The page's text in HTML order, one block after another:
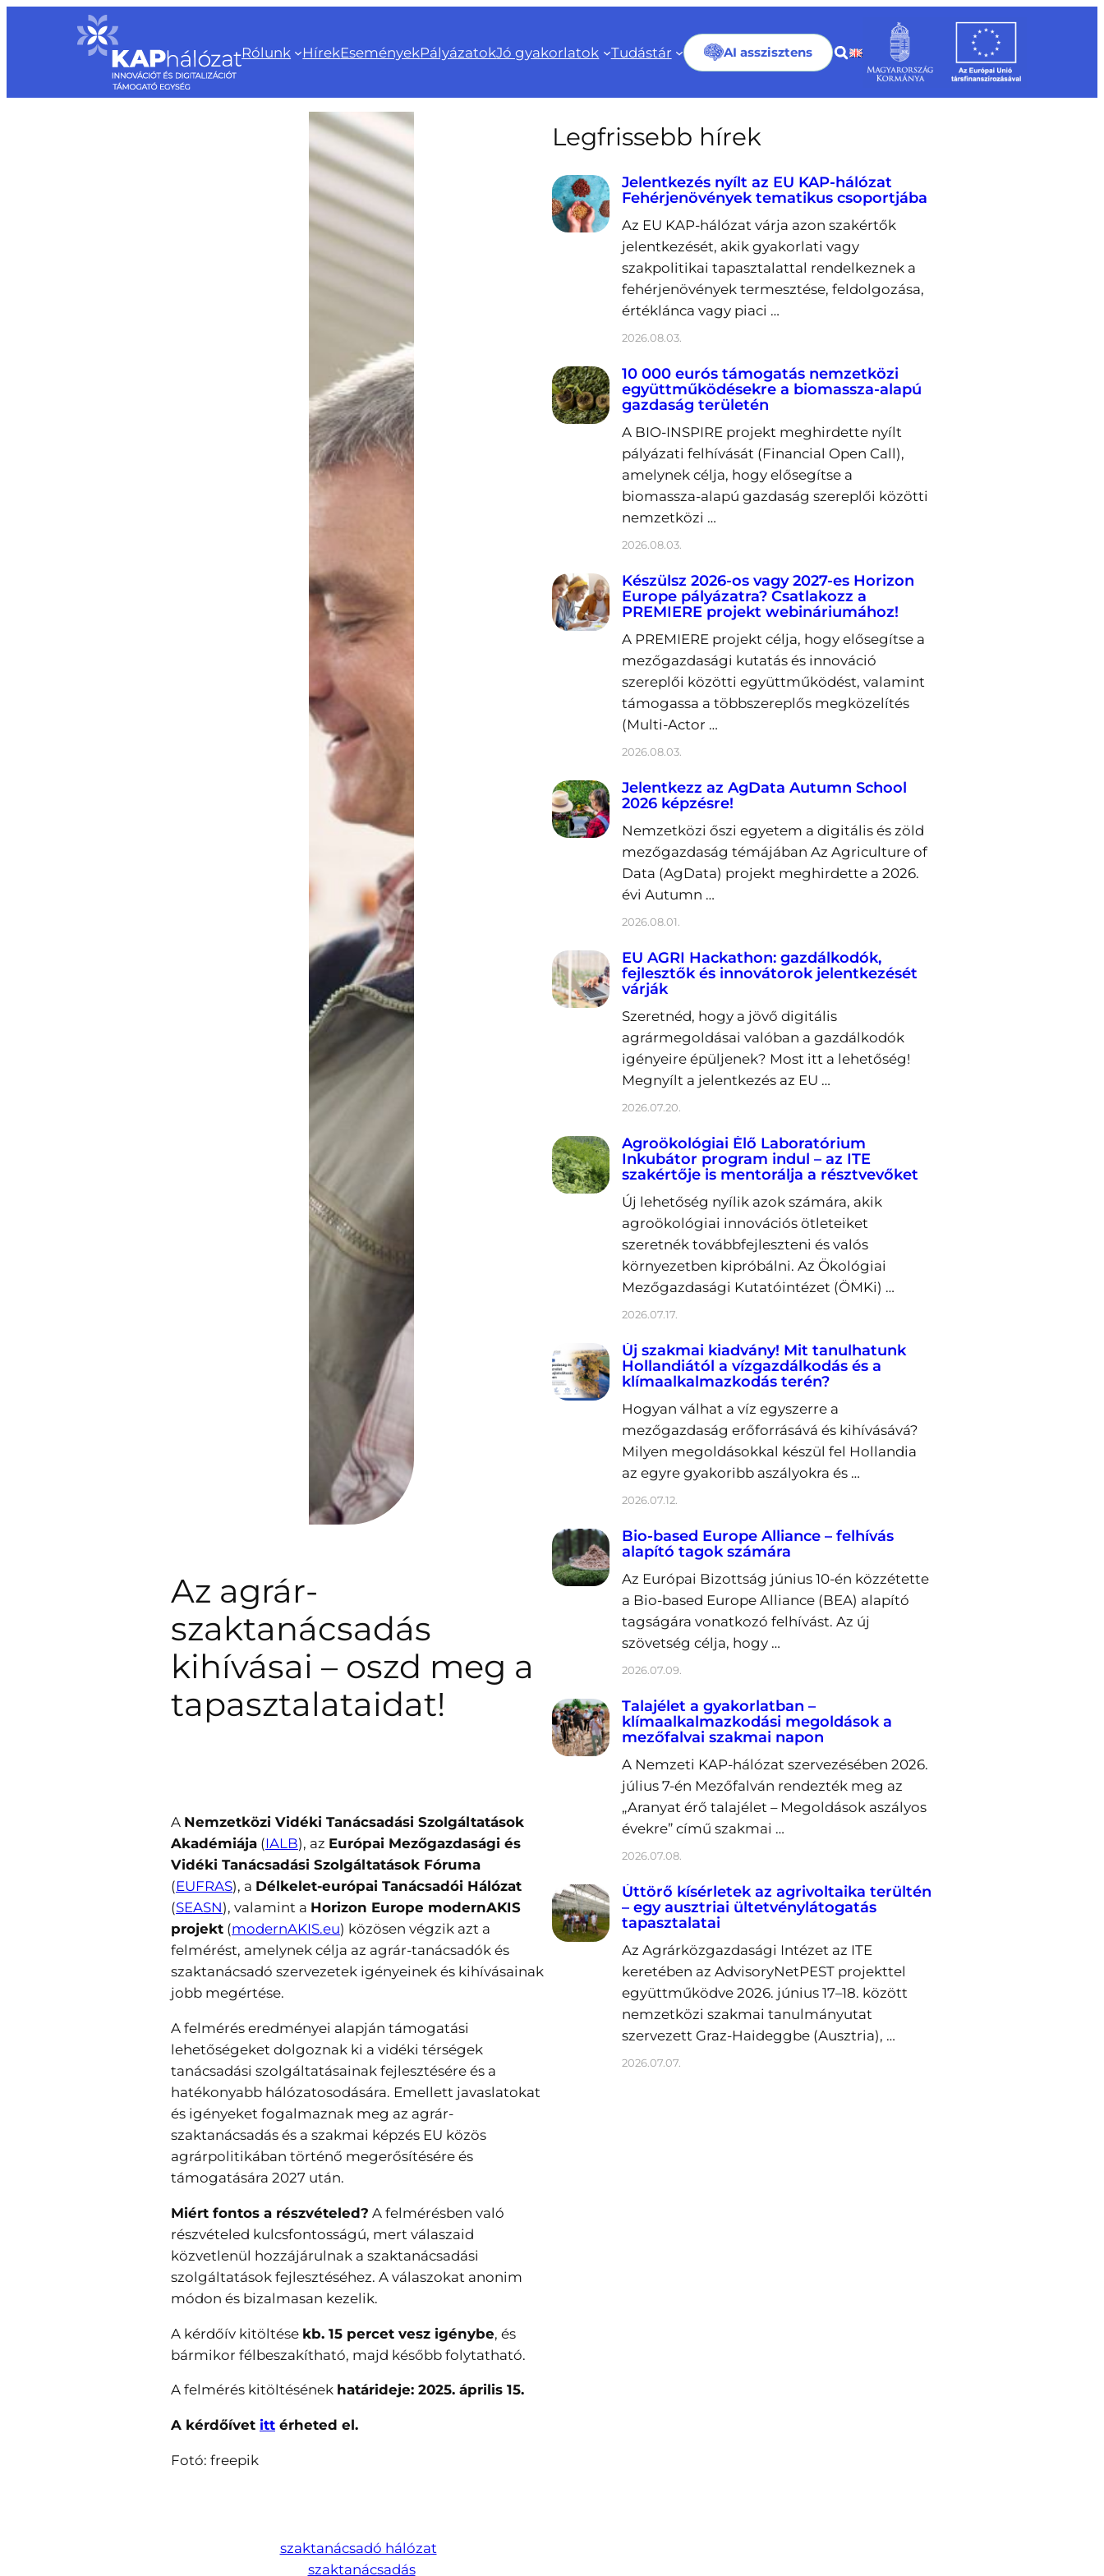
tartalomhoz
Rólunk HírekEseményekPályázatokJó gyakorlatok Tudástár AI asszisztens
Az agrár-
szaktanácsadás
kihívásai – oszd meg a
tapasztalataidat!
A Nemzetközi Vidéki Tanácsadási Szolgáltatások
Akadémiája (IALB), az Európai Mezőgazdasági és
Vidéki Tanácsadási Szolgáltatások Fóruma
(EUFRAS), a Délkelet-európai Tanácsadói Hálózat
(SEASN), valamint a Horizon Europe modernAKIS
projekt (modernAKIS.eu) közösen végzik azt a
felmérést, amelynek célja az agrár-tanácsadók és
szaktanácsadó szervezetek igényeinek és kihívásainak
jobb megértése.
A felmérés eredményei alapján támogatási
lehetőségeket dolgoznak ki a vidéki térségek
tanácsadási szolgáltatásainak fejlesztésére és a
hatékonyabb hálózatosodására. Emellett javaslatokat
és igényeket fogalmaznak meg az agrár-
szaktanácsadás és a szakmai képzés EU közös
agrárpolitikában történő megerősítésére és
támogatására 2027 után.
Miért fontos a részvételed? A felmérésben való
részvételed kulcsfontosságú, mert válaszaid
közvetlenül hozzájárulnak a szaktanácsadási
szolgáltatások fejlesztéséhez. A válaszokat anonim
módon és bizalmasan kezelik.
A kérdőív kitöltése kb. 15 percet vesz igénybe, és
bármikor félbeszakítható, majd később folytatható.
A felmérés kitöltésének határideje: 2025. április 15.
A kérdőívet itt érheted el.
Fotó: freepik
szaktanácsadó hálózat
szaktanácsadás
Legfrissebb hírek
Jelentkezés nyílt az EU KAP-hálózat
Fehérjenövények tematikus csoportjába
Az EU KAP-hálózat várja azon szakértők
jelentkezését, akik gyakorlati vagy
szakpolitikai tapasztalattal rendelkeznek a
fehérjenövények termesztése, feldolgozása,
értéklánca vagy piaci …
2026.08.03.
10 000 eurós támogatás nemzetközi
együttműködésekre a biomassza-alapú
gazdaság területén
A BIO-INSPIRE projekt meghirdette nyílt
pályázati felhívását (Financial Open Call),
amelynek célja, hogy elősegítse a
biomassza-alapú gazdaság szereplői közötti
nemzetközi …
2026.08.03.
Készülsz 2026-os vagy 2027-es Horizon
Europe pályázatra? Csatlakozz a
PREMIERE projekt webináriumához!
A PREMIERE projekt célja, hogy elősegítse a
mezőgazdasági kutatás és innováció
szereplői közötti együttműködést, valamint
támogassa a többszereplős megközelítés
(Multi-Actor …
2026.08.03.
Jelentkezz az AgData Autumn School
2026 képzésre!
Nemzetközi őszi egyetem a digitális és zöld
mezőgazdaság témájában Az Agriculture of
Data (AgData) projekt meghirdette a 2026.
évi Autumn …
2026.08.01.
EU AGRI Hackathon: gazdálkodók,
fejlesztők és innovátorok jelentkezését
várják
Szeretnéd, hogy a jövő digitális
agrármegoldásai valóban a gazdálkodók
igényeire épüljenek? Most itt a lehetőség!
Megnyílt a jelentkezés az EU …
2026.07.20.
Agroökológiai Élő Laboratórium
Inkubátor program indul – az ITE
szakértője is mentorálja a résztvevőket
Új lehetőség nyílik azok számára, akik
agroökológiai innovációs ötleteiket
szeretnék továbbfejleszteni és valós
környezetben kipróbálni. Az Ökológiai
Mezőgazdasági Kutatóintézet (ÖMKi) …
2026.07.17.
Új szakmai kiadvány! Mit tanulhatunk
Hollandiától a vízgazdálkodás és a
klímaalkalmazkodás terén?
Hogyan válhat a víz egyszerre a
mezőgazdaság erőforrásává és kihívásává?
Milyen megoldásokkal készül fel Hollandia
az egyre gyakoribb aszályokra és …
2026.07.12.
Bio-based Europe Alliance – felhívás
alapító tagok számára
Az Európai Bizottság június 10-én közzétette
a Bio-based Europe Alliance (BEA) alapító
tagságára vonatkozó felhívást. Az új
szövetség célja, hogy …
2026.07.09.
Talajélet a gyakorlatban –
klímaalkalmazkodási megoldások a
mezőfalvai szakmai napon
A Nemzeti KAP-hálózat szervezésében 2026.
július 7-én Mezőfalván rendezték meg az
„Aranyat érő talajélet – Megoldások aszályos
évekre” című szakmai …
2026.07.08.
Úttörő kísérletek az agrivoltaika terültén
– egy ausztriai ültetvénylátogatás
tapasztalatai
Az Agrárközgazdasági Intézet az ITE
keretében az AdvisoryNetPEST projekttel
együttműködve 2026. június 17–18. között
nemzetközi szakmai tanulmányutat
szervezett Graz-Haideggbe (Ausztria), …
2026.07.07.